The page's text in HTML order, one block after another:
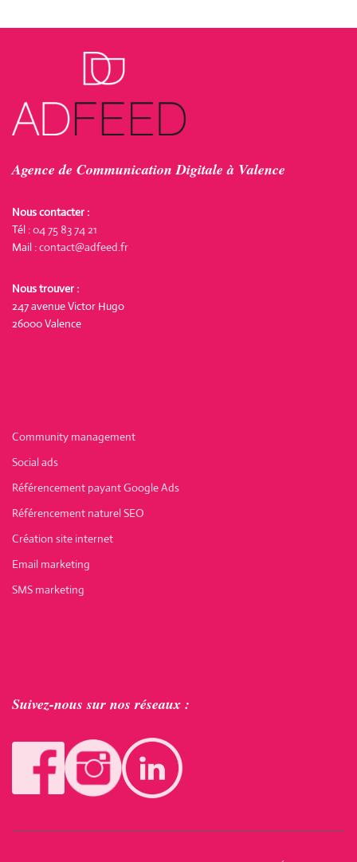
Agence de Communication Digitale à Valence
Nous contacter :
Tél :04 75 83 74 21
Mail :contact@adfeed.fr
Nous trouver :
247 avenue Victor Hugo
26000 Valence
Community management
Social ads
Référencement payant Google Ads
Référencement naturel SEO
Création site internet
Email marketing
SMS marketing
Suivez-nous sur nos réseaux :